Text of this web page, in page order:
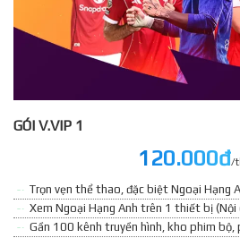
GÓI V.VIP 1
120.000đ/
Trọn vẹn thể thao, đặc biệt Ngoại Hạng
Xem Ngoại Hạng Anh trên 1 thiết bị
Gần 100 kênh truyền hình, kho phim bộ,